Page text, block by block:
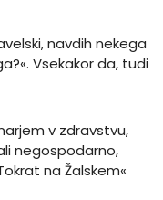
navdih nekega
Vsekakor da, tudi
v zdravstvu,
negospodarno,
na Žalskem«